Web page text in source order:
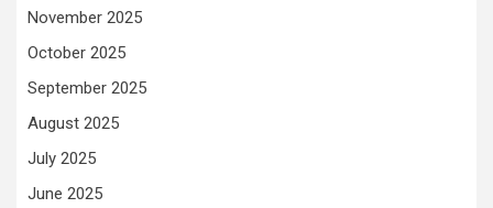
November 2025
October 2025
September 2025
August 2025
July 2025
June 2025